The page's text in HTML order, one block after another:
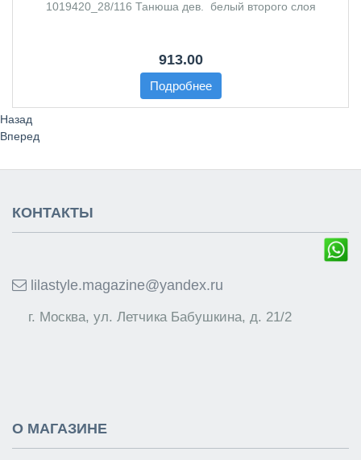
1019420_28/116 Танюша дев. белый второго слоя
913.00
Подробнее
Назад
Вперед
КОНТАКТЫ
lilastyle.magazine@yandex.ru
г. Москва, ул. Летчика Бабушкина, д. 21/2
О МАГАЗИНЕ